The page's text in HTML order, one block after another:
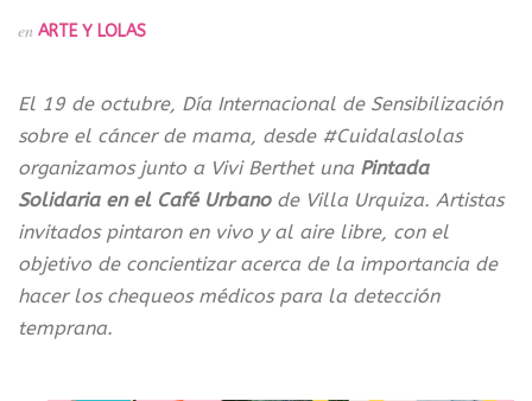
en ARTE Y LOLAS
El 19 de octubre, Día Internacional de Sensibilización
sobre el cáncer de mama, desde #Cuidalaslolas
organizamos junto a Vivi Berthet una Pintada
Solidaria en el Café Urbano de Villa Urquiza. Artistas
invitados pintaron en vivo y al aire libre, con el
objetivo de concientizar acerca de la importancia de
hacer los chequeos médicos para la detección
temprana.